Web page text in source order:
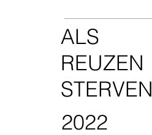
ALS
REUZEN
STERVEN
2022